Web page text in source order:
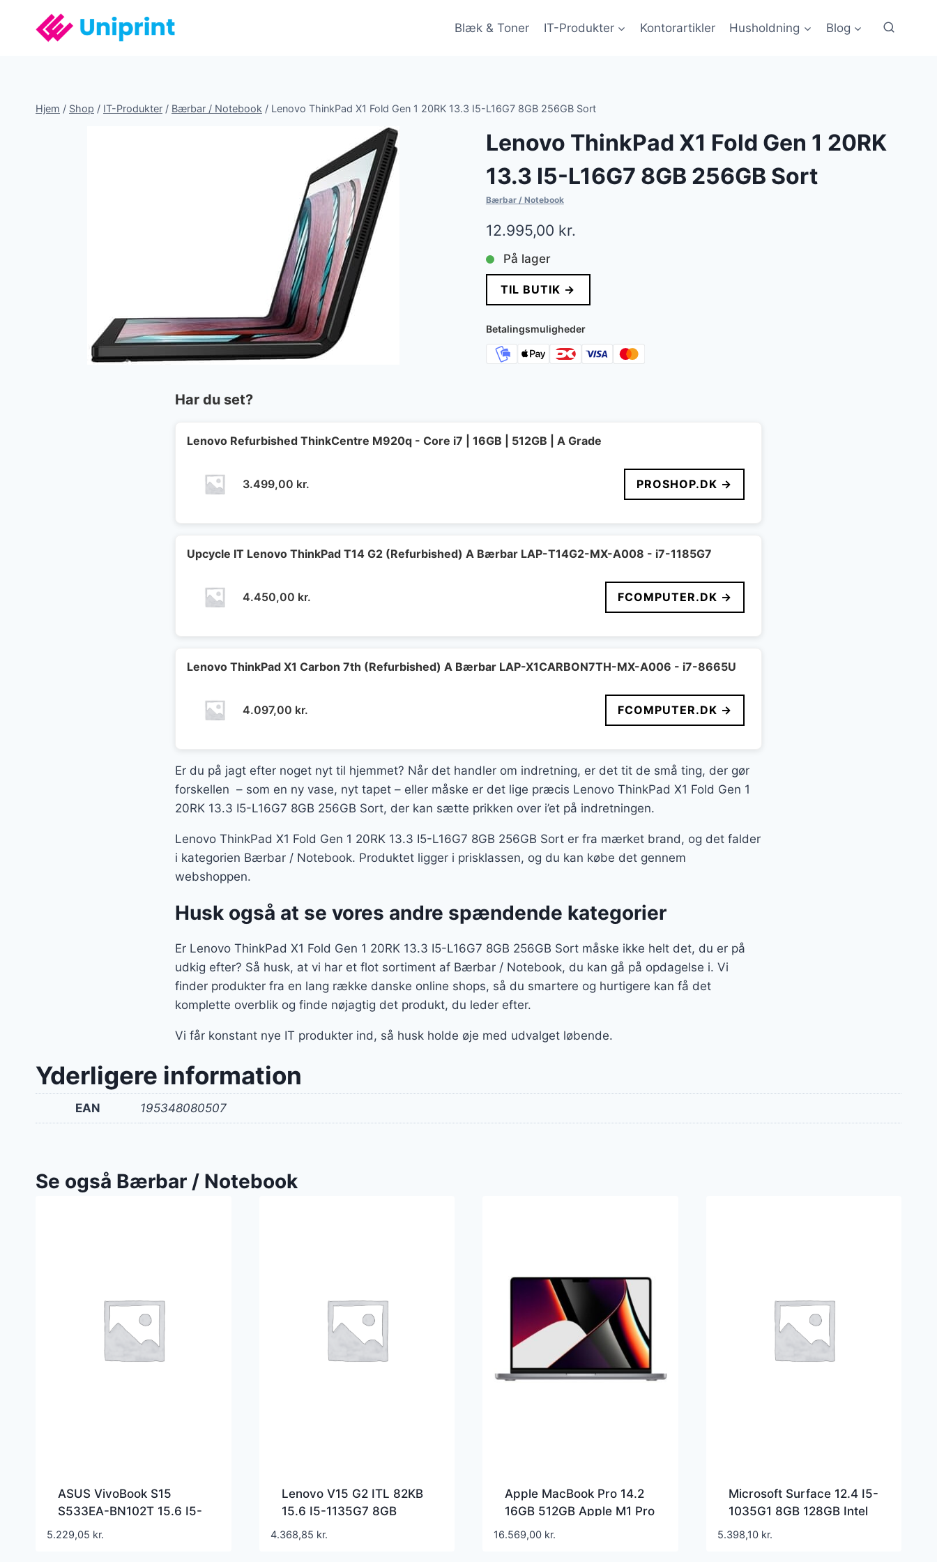
Blæk & Toner IT-Produkter Kontorartikler Husholdning Blog
Hjem / Shop / IT-Produkter / Bærbar / Notebook / Lenovo ThinkPad X1 Fold Gen 1 20RK 13.3 I5-L16G7 8GB 256GB Sort
Lenovo ThinkPad X1 Fold Gen 1 20RK
13.3 I5-L16G7 8GB 256GB Sort
Bærbar / Notebook
12.995,00 kr.
På lager
TIL BUTIK →
Betalingsmuligheder
Har du set?
Lenovo Refurbished ThinkCentre M920q - Core i7 | 16GB | 512GB | A Grade
3.499,00 kr. PROSHOP.DK →
Upcycle IT Lenovo ThinkPad T14 G2 (Refurbished) A Bærbar LAP-T14G2-MX-A008 - i7-1185G7
4.450,00 kr. FCOMPUTER.DK →
Lenovo ThinkPad X1 Carbon 7th (Refurbished) A Bærbar LAP-X1CARBON7TH-MX-A006 - i7-8665U
4.097,00 kr. FCOMPUTER.DK →
Er du på jagt efter noget nyt til hjemmet? Når det handler om indretning, er det tit de små ting, der gør
forskellen – som en ny vase, nyt tapet – eller måske er det lige præcis Lenovo ThinkPad X1 Fold Gen 1
20RK 13.3 I5-L16G7 8GB 256GB Sort, der kan sætte prikken over i’et på indretningen.
Lenovo ThinkPad X1 Fold Gen 1 20RK 13.3 I5-L16G7 8GB 256GB Sort er fra mærket brand, og det falder
i kategorien Bærbar / Notebook. Produktet ligger i prisklassen, og du kan købe det gennem
webshoppen.
Husk også at se vores andre spændende kategorier
Er Lenovo ThinkPad X1 Fold Gen 1 20RK 13.3 I5-L16G7 8GB 256GB Sort måske ikke helt det, du er på
udkig efter? Så husk, at vi har et flot sortiment af Bærbar / Notebook, du kan gå på opdagelse i. Vi
finder produkter fra en lang række danske online shops, så du smartere og hurtigere kan få det
komplette overblik og finde nøjagtig det produkt, du leder efter.
Vi får konstant nye IT produkter ind, så husk holde øje med udvalget løbende.
Yderligere information
EAN 195348080507
Se også Bærbar / Notebook
ASUS VivoBook S15
S533EA-BN102T 15.6 I5-
1135G7 8GB 512GB Intel
5.229,05 kr.
Lenovo V15 G2 ITL 82KB
15.6 I5-1135G7 8GB
256GB Intel Iris Xe
4.368,85 kr.
Apple MacBook Pro 14.2
16GB 512GB Apple M1 Pro
14-core Space grey
16.569,00 kr.
Microsoft Surface 12.4 I5-
1035G1 8GB 128GB Intel
UHD Graphics Windows
5.398,10 kr.